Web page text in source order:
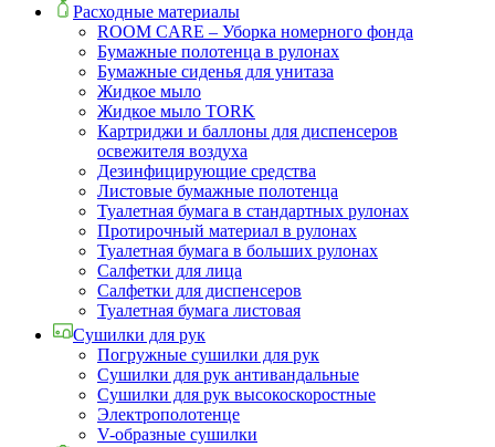
Расходные материалы
ROOM CARE – Уборка номерного фонда
Бумажные полотенца в рулонах
Бумажные сиденья для унитаза
Жидкое мыло
Жидкое мыло TORK
Картриджи и баллоны для диспенсеров
освежителя воздуха
Дезинфицирующие средства
Листовые бумажные полотенца
Туалетная бумага в стандартных рулонах
Протирочный материал в рулонах
Туалетная бумага в больших рулонах
Салфетки для лица
Салфетки для диспенсеров
Туалетная бумага листовая
Сушилки для рук
Погружные сушилки для рук
Сушилки для рук антивандальные
Сушилки для рук высокоскоростные
Электрополотенце
V-образные сушилки